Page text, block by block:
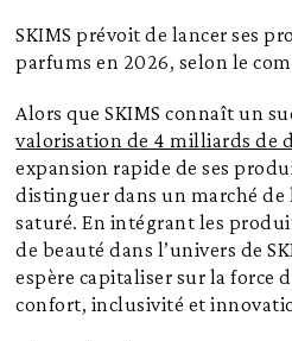
SKIMS prévoit de lancer ses
parfums en 2026, selon le
Alors que SKIMS connaît un
valorisation de 4 milliards de
expansion rapide de ses
distinguer dans un marché
saturé. En intégrant les
de beauté dans l’univers de
espère capitaliser sur la force
confort, inclusivité et